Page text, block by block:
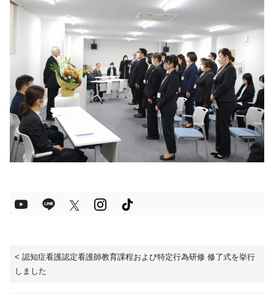
< 認知症看護認定看護師教育課程および特定行為研修 修了式を挙行
しました